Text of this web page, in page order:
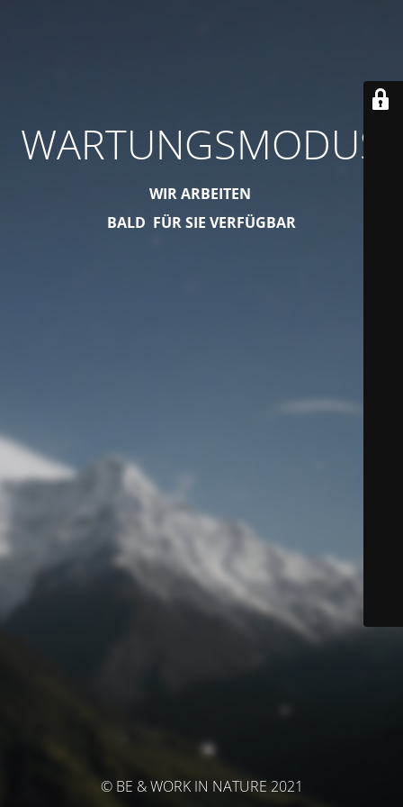
WARTUNGSMODUS
WIR ARBEITEN
BALD FÜR SIE VERFÜGBAR
© BE & WORK IN NATURE 2021